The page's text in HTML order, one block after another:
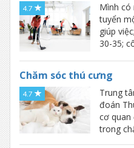
Dạy năng khiếu
Dạy ngoại ngữ
Gia sư
Chăm sóc thú cưng
Huấn luyện viên thể thao
Y tế tại gia đình
Đưa đón người đi khám
4.7
Mình có
tuyển
giúp
30-35;
Chăm sóc thú cưng
4.7
Trung
đoán
cơ quan
trong